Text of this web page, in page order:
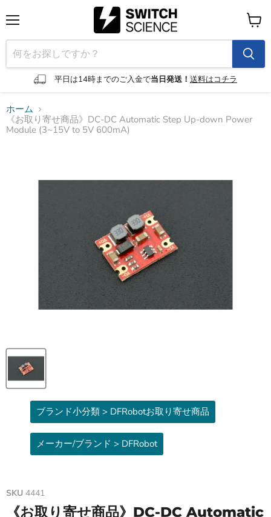
ニ
ュ
ー
平日は14時までのご入金で当日発送！ 送料はコチラ
カ
ー
ト
を
見
ホーム
《お取り寄せ商品》DC-DC Automatic Step Up-down Power
Module (3~15V to 5V 600mA)
ブランド小分類 > DFRobotお取り寄せ商品
メーカー/ブランド > DFRobot
SKU 4441
《お取り寄せ商品》DC-DC Automatic